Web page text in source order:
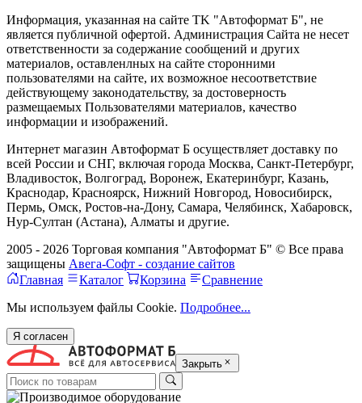
Информация, указанная на сайте TK "Автоформат Б", не
является публичной офертой. Администрация Сайта не несет
ответственности за содержание сообщений и других
материалов, оставленлных на сайте сторонними
пользователями на сайте, их возможное несоответствие
действующему законодательству, за достоверность
размещаемых Пользователями материалов, качество
информации и изображений.
Интернет магазин Автоформат Б осуществляет доставку по
всей России и СНГ, включая города Москва, Санкт-Петербург,
Владивосток, Волгоград, Воронеж, Екатеринбург, Казань,
Краснодар, Красноярск, Нижний Новгород, Новосибирск,
Пермь, Омск, Ростов-на-Дону, Самара, Челябинск, Хабаровск,
Нур-Султан (Астана), Алматы и другие.
2005 - 2026 Торговая компания "Автоформат Б" © Все права
защищены Авега-Софт - создание сайтов
Главная
Каталог Корзина
Сравнение
Мы используем файлы Cookie. Подробнее...
Я согласен
Закрыть